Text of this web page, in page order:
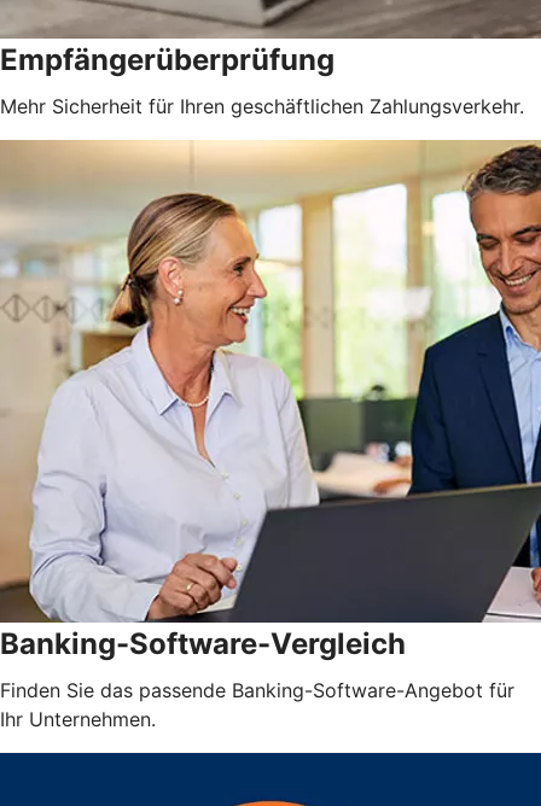
Empfängerüberprüfung
Mehr Sicherheit für Ihren geschäftlichen Zahlungsverkehr.
Banking-Software-Vergleich
Finden Sie das passende Banking-Software-Angebot für
Ihr Unternehmen.